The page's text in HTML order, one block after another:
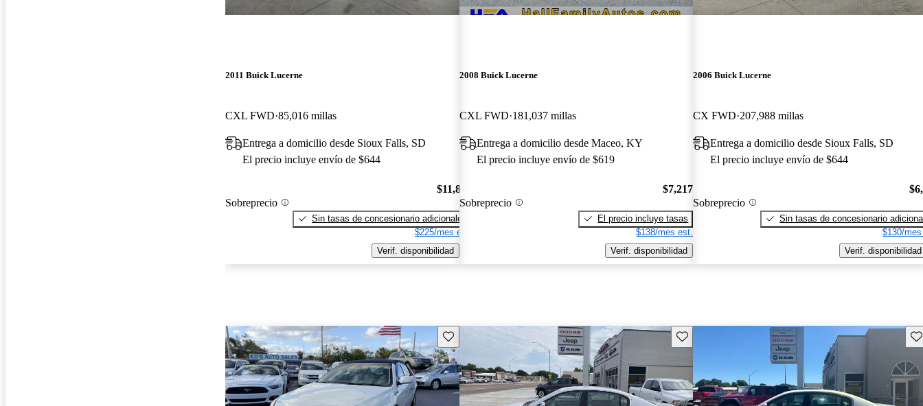
2011 Buick Lucerne
CXL FWD 85,016 millas
Entrega a domicilio desde Sioux Falls, SD
El precio incluye envío de $644
Sobreprecio
$11,834
Sin tasas de concesionario adicionales
$225/mes est.
Verif. disponibilidad
2008 Buick Lucerne
CXL FWD 181,037 millas
Entrega a domicilio desde Maceo, KY
El precio incluye envío de $619
Sobreprecio
$7,217
El precio incluye tasas
$138/mes est.
Verif. disponibilidad
2006 Buick Lucerne
CX FWD 207,988 millas
Entrega a domicilio desde Sioux Falls, SD
El precio incluye envío de $644
Sobreprecio
Sin tasas de concesionario
$130/
Verif. disponibilidad
Guarda este Aviso Guarda este Aviso